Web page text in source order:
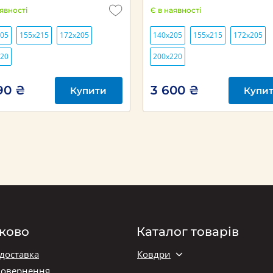
155х215 172х205
₴ Купити
Є в наявності
140х205 155х215 172х205
200х220
3 600 ₴
Каталог товарів
Ковдри